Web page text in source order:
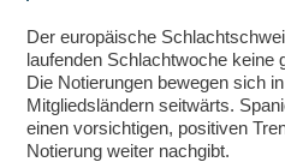
Der europäische
laufenden Schlachtwoche keine
Die Notierungen bewegen sich
Mitgliedsländern seitwärts.
einen vorsichtigen, positiven
Notierung weiter nachgibt.